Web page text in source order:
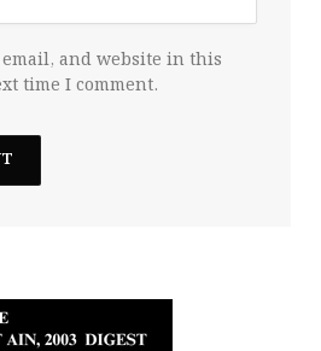
email, and website in this
time I comment.